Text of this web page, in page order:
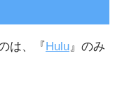
は、『Hulu』のみ